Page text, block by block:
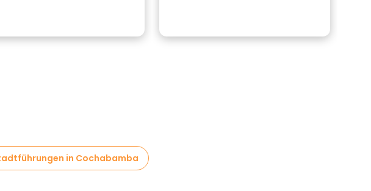
in Cochabamba